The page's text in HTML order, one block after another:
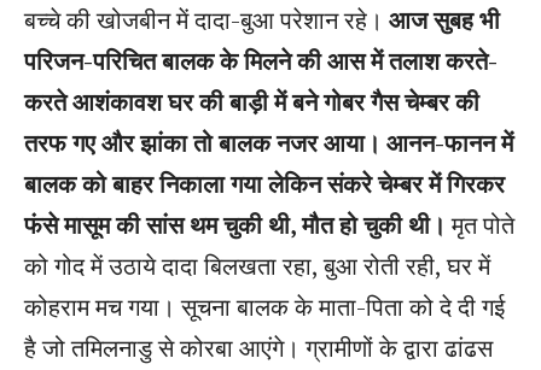
बच्चे की खोजबीन में दादा-बुआ परेशान रहे। आज सुबह भी
परिजन-परिचित बालक के मिलने की आस में तलाश करते-
करते आशंकावश घर की बाड़ी में बने गोबर गैस चेम्बर की
तरफ गए और झांका तो बालक नजर आया। आनन-फानन में
बालक को बाहर निकाला गया लेकिन संकरे चेम्बर में गिरकर
फंसे मासूम की सांस थम चुकी थी, मौत हो चुकी थी। मृत पोते
को गोद में उठाये दादा बिलखता रहा, बुआ रोती रही, घर में
कोहराम मच गया। सूचना बालक के माता-पिता को दे दी गई
है जो तमिलनाडु से कोरबा आएंगे। ग्रामीणों के द्वारा ढांढस